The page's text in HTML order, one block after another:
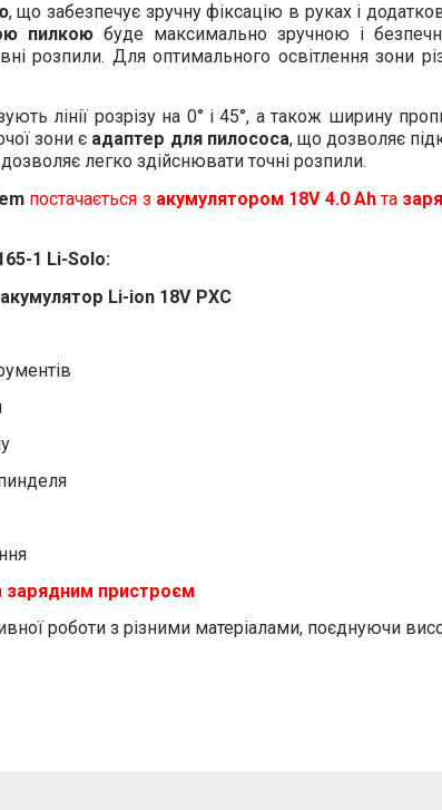
, що забезпечує зручну фіксацію в руках і
пилкою буде максимально зручною і
розпили. Для оптимального освітлення зони
лінії розрізу на 0° і 45°, а також ширину
зони є адаптер для пилососа, що дозволяє
легко здійснювати точні розпили.
постачається з акумулятором 18V 4.0 Ahта
1 Li-Solo:
акумулятор Li-ion 18V PXC
зарядним пристроєм
роботи з різними матеріалами, поєднуючи